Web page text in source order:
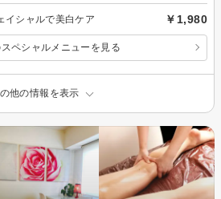
イシャルで美白ケア ￥1,980
ペシャルメニューを見る
他の情報を表示